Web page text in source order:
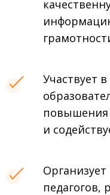
Участвует
повышения
и